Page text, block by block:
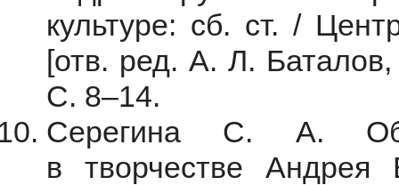
культуре: сб. ст. /
[отв. ред. А. Л.
С. 8–14.
Серегина С. А.
в творчестве